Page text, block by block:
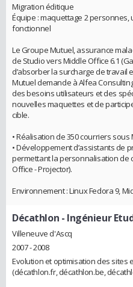
Migration éditique
Équipe : maquettage 2
fonctionnel
Le Groupe Mutuel, assurance
de Studio vers Middle Office 6.1
d’absorber la surcharge de travail
Mutuel demande à Alfea
des besoins utilisateurs et des
nouvelles maquettes et de
cible.
• Réalisation de 350 courriers
• Développement d’assistants de
permettant la personnalisation de
Office - Projector).
Environnement : Linux Fedora 9,
Décathlon - Ingénieur
Villeneuve d'Ascq
2007 - 2008
Evolution et optimisation des sites
(décathlon.fr, décathlon.be,